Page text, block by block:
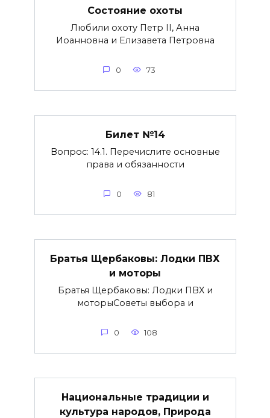
Состояние охоты
Любили охоту Петр II, Анна
Иоанновна и Елизавета Петровна
0 73
Билет №14
Вопрос: 14.1. Перечислите основные
права и обязанности
0 81
Братья Щербаковы: Лодки ПВХ
и моторы
Братья Щербаковы: Лодки ПВХ и
моторыCоветы выбора и
0 108
Национальные традиции и
культура народов, Природа